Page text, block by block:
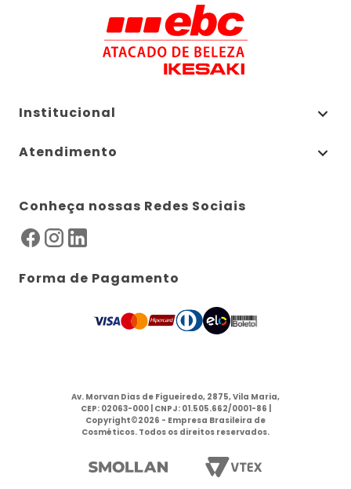
Institucional
Atendimento
Conheça nossas Redes Sociais
Forma de Pagamento
Av. Morvan Dias de Figueiredo, 2875, Vila Maria,
CEP: 02063-000 | CNPJ: 01.505.662/0001-86 |
Copyright©2026 - Empresa Brasileira de
Cosméticos. Todos os direitos reservados.